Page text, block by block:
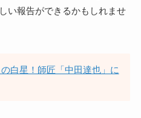
い報告ができるかもしれませ
白星！師匠「中田達也」に